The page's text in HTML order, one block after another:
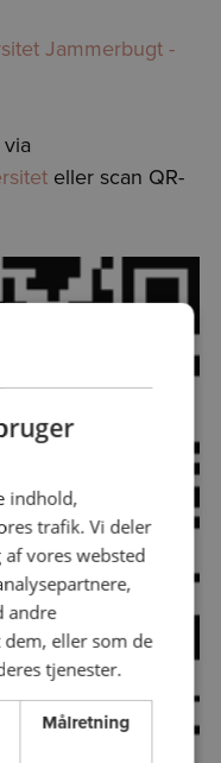
Jammerbugt -
eller scan QR-
indhold,
trafik. Vi deler
vores websted
andre
eller som de
tjenester.
Målretning